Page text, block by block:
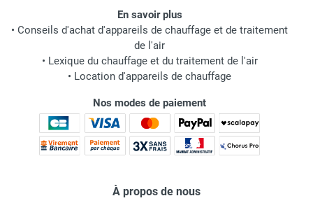
En savoir plus
• Conseils d'achat d'appareils de chauffage et de traitement
de l'air
• Lexique du chauffage et du traitement de l'air
• Location d'appareils de chauffage
Nos modes de paiement
À propos de nous